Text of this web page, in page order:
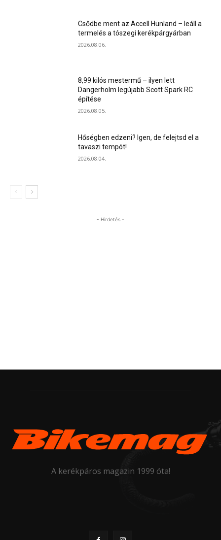
Csődbe ment az Accell Hunland – leáll a
termelés a tószegi kerékpárgyárban
2026.08.06.
8,99 kilós mestermű – ilyen lett
Dangerholm legújabb Scott Spark RC
építése
2026.08.05.
Hőségben edzeni? Igen, de felejtsd el a
tavaszi tempót!
2026.08.04.
- Hirdetés -
A kerékpáros magazin 1999 óta!